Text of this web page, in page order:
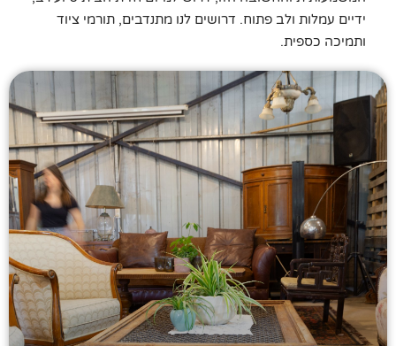
ידיים עמלות ולב פתוח. דרושים לנו מתנדבים, תורמי ציוד
ותמיכה כספית.